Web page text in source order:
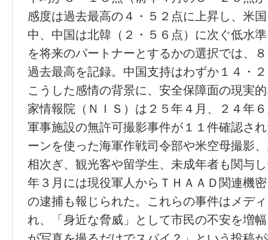
感度は過去最高の４・５２点に上昇し、米
中、中国は北韓（２・５６点）に次ぐ低水
を将来のパートナーとするかの選択では、
過去最高を記録。中国支持はわずか１４・
こうした感情の背景に、安全保障面の現実
家情報院（ＮＩＳ）は２５年４月、２４年
軍事施設の無許可撮影事件が１１件確認さ
ーンを使った海軍作戦司令部や米空母撮影
相次ぎ、観光客や留学生、未成年者も関与
年３月には現役軍人からＴＨＡＡＤ関連機
の逮捕も報じられた。これらの事件はメデ
れ、「身近な脅威」として市民の不安を増